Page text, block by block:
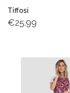
Tiffosi
€25.99